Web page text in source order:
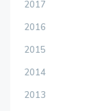
2017
2016
2015
2014
2013